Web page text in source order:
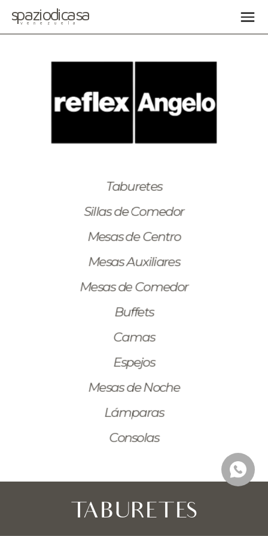
Taburetes
Sillas de Comedor
Mesas de Centro
Mesas Auxiliares
Mesas de Comedor
Buffets
Camas
Espejos
Mesas de Noche
Lámparas
Consolas
TABURETES
spaziodicasa
venezuela